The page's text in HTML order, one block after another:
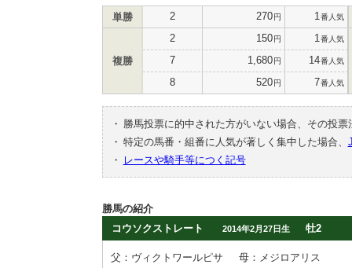
単勝 2 270円 1 番人気
複勝
2 150円 1 番人気
7 1,680円 14番人気
8 520円 7番人気
・
勝馬投票に的中された方がいない場合、その投
・ 特定の馬番・組番に人気が著しく集中した場合、
・
レースや騎手等につく記号
勝馬の紹介
コウソクストレート
2014年2月27日生 牡2
父：ヴィクトワールピサ
母：メジロアリス